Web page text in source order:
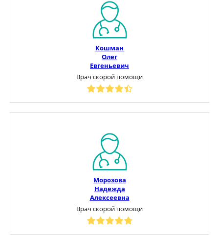
Кошман
Олег
Евгеньевич
Врач скорой помощи
Морозова
Надежда
Алексеевна
Врач скорой помощи